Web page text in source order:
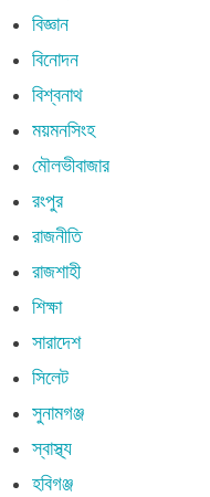
বিজ্ঞান
বিনোদন
বিশ্বনাথ
ময়মনসিংহ
মৌলভীবাজার
রংপুর
রাজনীতি
রাজশাহী
শিক্ষা
সারাদেশ
সিলেট
সুনামগঞ্জ
স্বাস্থ্য
হবিগঞ্জ